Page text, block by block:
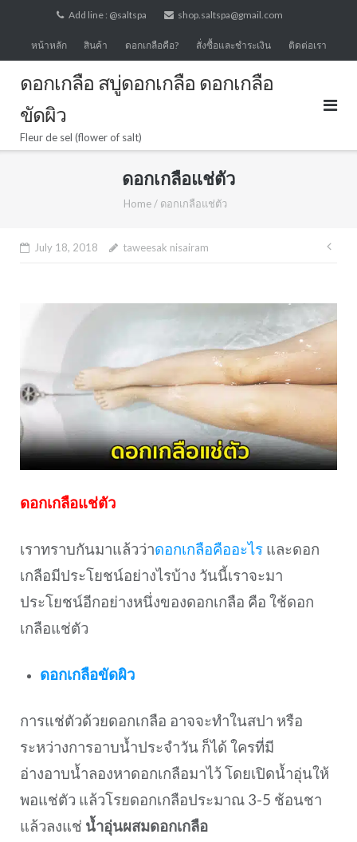
content
Add line : @saltspa shop.saltspa@gmail.com
หน้าหลัก สินค้า ดอกเกลือคือ? สั่งซื้อและชำระเงิน ติดต่อเรา
ดอกเกลือ สบู่ดอกเกลือ ดอกเกลือ
ขัดผิว
Fleur de sel (flower of salt)
ดอกเกลือแช่ตัว
Home/ ดอกเกลือแช่ตัว
July 18, 2018 taweesak nisairam
ดอกเกลือแช่ตัว
เราทราบกันมาแล้วว่าดอกเกลือคืออะไรและดอก
เกลือมีประโยชน์อย่างไรบ้าง วันนี้เราจะมา
ประโยชน์อีกอย่างหนึ่งของดอกเกลือ คือ ใช้ดอก
เกลือแช่ตัว
ดอกเกลือขัดผิว
การแช่ตัวด้วยดอกเกลือ อาจจะทำในสปา หรือ
ระหว่างการอาบน้ำประจำวัน ก็ได้ ใครที่มี
อ่างอาบน้ำลองหาดอกเกลือมาไว้ โดยเปิดน้ำอุ่นให้
พอแช่ตัว แล้วโรยดอกเกลือประมาณ 3-5 ช้อนชา
แล้วลงแช่ น้ำอุ่นผสมดอกเกลือ